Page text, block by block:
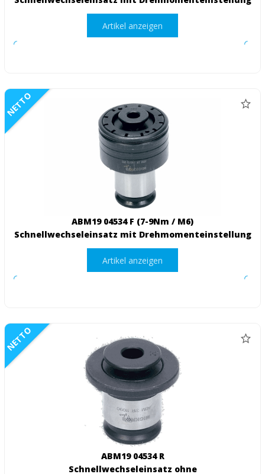
Artikel anzeigen
NETTO
ABM19 04534 F (7-9Nm / M6)
Schnellwechseleinsatz mit Drehmomenteinstellung
Artikel anzeigen
NETTO
ABM19 04534 R
Schnellwechseleinsatz ohne